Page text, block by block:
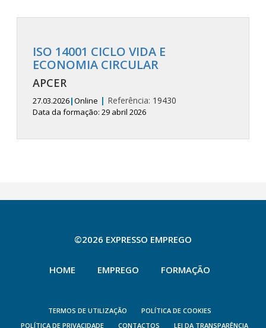
ISO 14001 CICLO VIDA E
ECONOMIA CIRCULAR
APCER
27.03.2026|Online | Referência: 19430
Data da formação: 29 abril 2026
©2026 EXPRESSO EMPREGO
HOME EMPREGO FORMAÇÃO
TERMOS DE UTILIZAÇÃO
POLÍTICA DE COOKIES
POLÍTICA DE PRIVACIDADE
CONTACTOS LEI DA TRANSPARÊNCIA